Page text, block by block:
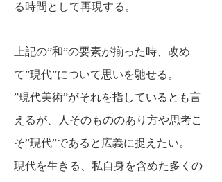
る時間として再現する。
上記の”和”の要素が揃った時、改め
て”現代”について思いを馳せる。
”現代美術”がそれを指しているとも言
えるが、人そのもののあり方や思考こ
そ”現代”であると広義に捉えたい。
現代を生きる、私自身を含めた多くの